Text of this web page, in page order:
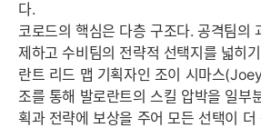
다.
코로드의 핵심은 다층 구조다. 공격팀의
제하고 수비팀의 전략적 선택지를 넓히
란트 리드 맵 기획자인 조이 시마스
조를 통해 발로란트의 스킬 압박을 일부
획과 전략에 보상을 주어 모든 선택이 더